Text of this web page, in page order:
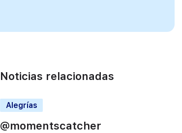
Noticias relacionadas
Alegrías
@momentscatcher